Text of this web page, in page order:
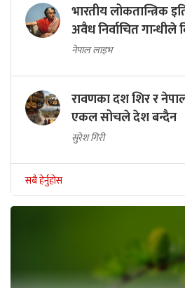
भारतीय लोकतान्त्रिक
अवैध निर्वाचित
नेपाल लाइभ
रावणका दश शिर र
एकल सोचले देश बन्दैन
सुरेश गिरी
सबै हेर्नुहोस